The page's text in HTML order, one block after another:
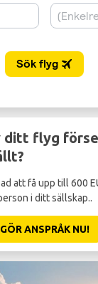
ditt flyg
att få upp till 600
i ditt sällskap..
GÖR ANSPRÅK NU!